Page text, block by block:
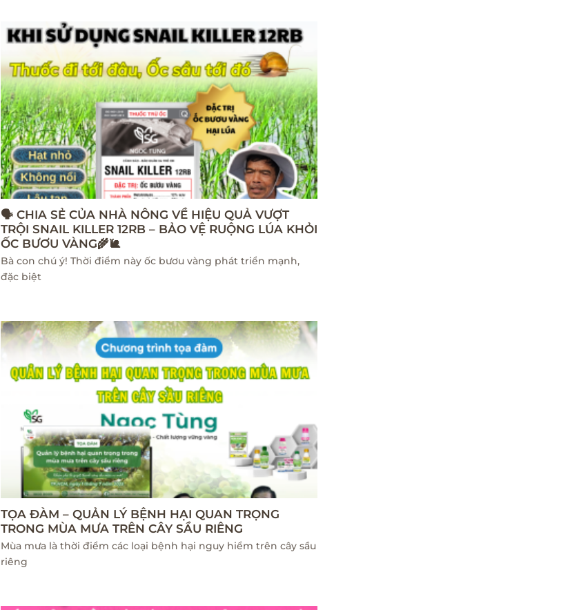
🗣 CHIA SẺ CỦA NHÀ NÔNG VỀ HIỆU QUẢ VƯỢT
TRỘI SNAIL KILLER 12RB – BẢO VỆ RUỘNG LÚA KHỎI
ỐC BƯƠU VÀNG🌾🐌
Bà con chú ý! Thời điểm này ốc bươu vàng phát triển mạnh,
đặc biệt
TỌA ĐÀM – QUẢN LÝ BỆNH HẠI QUAN TRỌNG
TRONG MÙA MƯA TRÊN CÂY SẦU RIÊNG
Mùa mưa là thời điểm các loại bệnh hại nguy hiểm trên cây sầu
riêng